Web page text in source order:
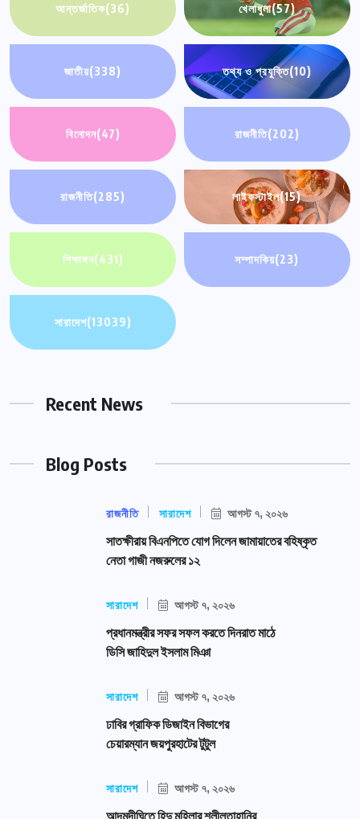
আন্তর্জাতিক(36) খেলাধুলা(57)
জাতীয়(338) তথ্য ও প্রযুক্তি(10)
বিনোদন(47) রাজনীতি(202)
রাজনীতি(285) লাইফস্টাইল(15)
শিক্ষাঙ্গন(431) সম্পাদকিয়(23)
সারাদেশ(13039)
Recent News
Blog Posts
রাজনীতি সারাদেশ আগস্ট ৭, ২০২৬
সাতক্ষীরায় বিএনপিতে যোগ দিলেন জামায়াতের বহিষ্কৃত
নেতা গাজী নজরুলের ১২
সারাদেশ আগস্ট ৭, ২০২৬
প্রধানমন্ত্রীর সফর সফল করতে দিনরাত মাঠে
ডিসি জাহিদুল ইসলাম মিঞা
সারাদেশ আগস্ট ৭, ২০২৬
ঢাবির গ্রাফিক ডিজাইন বিভাগের
চেয়ারম্যান জয়পুরহাটের টুটুল
সারাদেশ আগস্ট ৭, ২০২৬
আদমদীঘিতে হিন্দু মহিলার শ্লীলতাহানির